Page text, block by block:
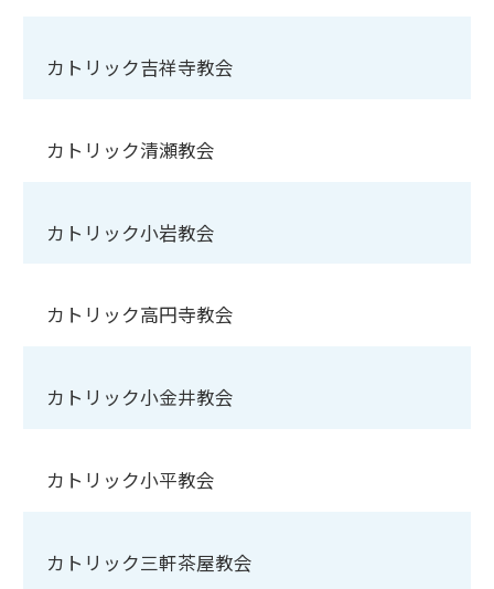
カトリック吉祥寺教会
カトリック清瀬教会
カトリック小岩教会
カトリック高円寺教会
カトリック小金井教会
カトリック小平教会
カトリック三軒茶屋教会